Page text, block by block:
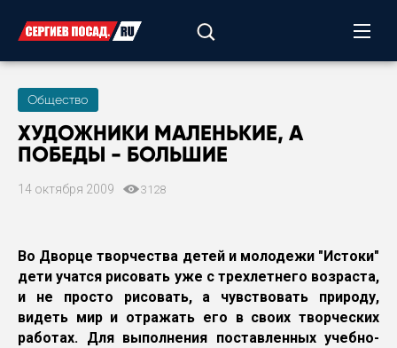
Общество
ХУДОЖНИКИ МАЛЕНЬКИЕ, А
ПОБЕДЫ - БОЛЬШИЕ
14 октября 2009 3128
Во Дворце творчества детей и молодежи "Истоки"
дети учатся рисовать уже с трехлетнего возраста,
и не просто рисовать, а чувствовать природу,
видеть мир и отражать его в своих творческих
работах. Для выполнения поставленных учебно-